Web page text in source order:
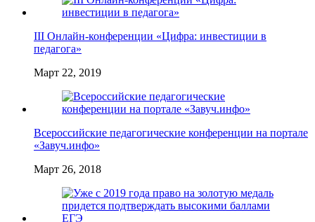
III Онлайн-конференции «Цифра: инвестиции в
педагога»
Март 22, 2019
Всероссийские педагогические конференции на портале
«Завуч.инфо»
Март 26, 2018